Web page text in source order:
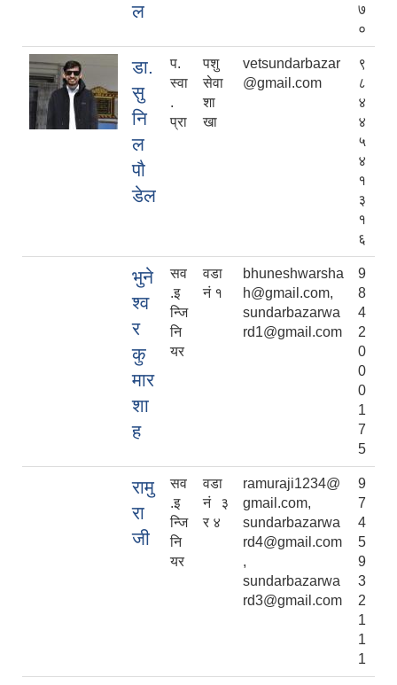
ल
७
०
डा.
सु
नि
ल
पौ
डेल
प.
स्वा
.
प्रा
पशु
सेवा
शा
खा
vetsundarbazar
@gmail.com
९
८
४
४
५
४
१
३
१
६
भुने
श्व
र
कु
मार
शा
ह
सव
.इ
न्जि
नि
यर
वडा
नं १
bhuneshwarsha
h@gmail.com,
sundarbazarwa
rd1@gmail.com
9
8
4
2
0
0
0
1
7
5
रामु
रा
जी
सव
.इ
न्जि
नि
यर
वडा
नं ३
र ४
ramuraji1234@
gmail.com,
sundarbazarwa
rd4@gmail.com
,
sundarbazarwa
rd3@gmail.com
9
7
4
5
9
3
2
1
1
1